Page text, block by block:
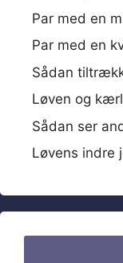
Par med en
Par med en
Sådan
Løven og
Sådan ser
Løvens indre